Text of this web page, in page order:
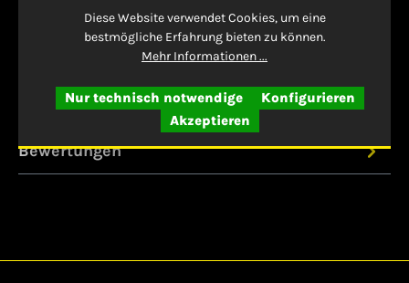
Beschreibung
Die Nike Everyday Plus Lightweight Socken
sorgen mit einem Mix aus Mikro-Nylon und
Elastan-Garnen für Tragekomfort mit niedr…
Mehr
Bewertungen
Diese Website verwendet Cookies, um eine
bestmögliche Erfahrung bieten zu können.
Mehr Informationen ...
Nur technisch notwendige
Konfigurieren
Akzeptieren